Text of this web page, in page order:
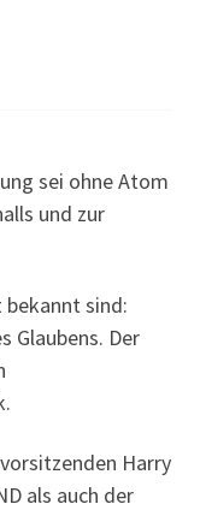
sei ohne Atom
und zur
sind:
Glaubens. Der
Harry
als auch der